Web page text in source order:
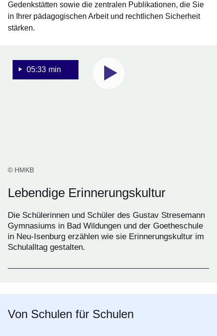
Gedenkstätten sowie die zentralen Publikationen, die Sie
in Ihrer pädagogischen Arbeit und rechtlichen Sicherheit
stärken.
Youtube
Video:
:Dauer:05:33 min
© HMKB
Lebendige Erinnerungskultur
Die Schülerinnen und Schüler des Gustav Stresemann
Gymnasiums in Bad Wildungen und der Goetheschule
in Neu-Isenburg erzählen wie sie Erinnerungskultur im
Schulalltag gestalten.
Von Schulen für Schulen